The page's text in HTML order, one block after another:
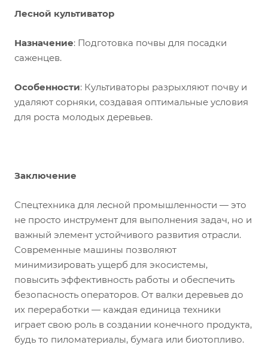
Лесной культиватор
Назначение: Подготовка почвы для посадки
саженцев.
Особенности: Культиваторы разрыхляют почву и
удаляют сорняки, создавая оптимальные условия
для роста молодых деревьев.
Заключение
Спецтехника для лесной промышленности — это
не просто инструмент для выполнения задач, но и
важный элемент устойчивого развития отрасли.
Современные машины позволяют
минимизировать ущерб для экосистемы,
повысить эффективность работы и обеспечить
безопасность операторов. От валки деревьев до
их переработки — каждая единица техники
играет свою роль в создании конечного продукта,
будь то пиломатериалы, бумага или биотопливо.